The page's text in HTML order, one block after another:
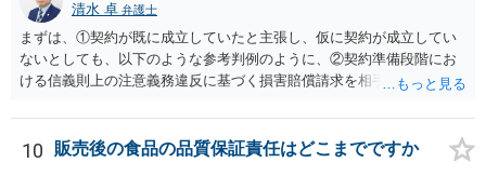
清水 卓 弁護士
まずは、①契約が既に成立していたと主張し、仮に契約が成立してい
ないとしても、以下のような参考判例のように、②契約準備段階にお
ける信義則上の注意義務違反に基づく損害賠償請求を相手会社にして
旨】 https://www.courts.go.jp/app/hanrei_jp/detail2?id=34183 「ＸがＡ
の意向を受けて開発，製造したゲーム機を順次ＸからＹ，ＹからＡに
継続的に販売する旨の契約が，締結の直前にＡが突然ゲーム機の改良
10 販売後の食品の品質保証責任はどこまでですか